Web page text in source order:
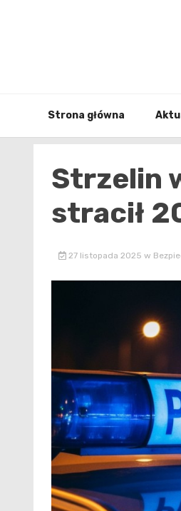
Strona główna
Strzelin
stracił
27 listopada 2025 w